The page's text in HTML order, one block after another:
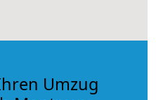
Umzug